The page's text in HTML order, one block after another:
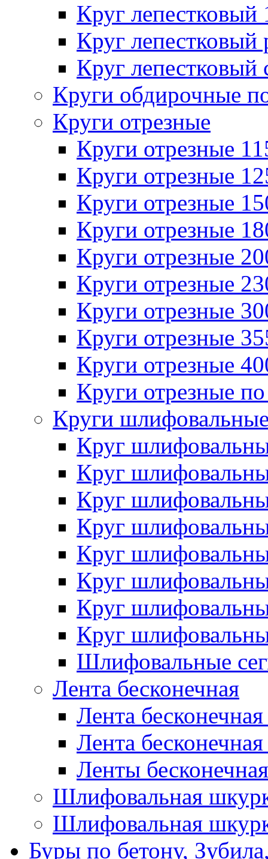
Круг
Круг лепестковый
Круг лепестковый
Круги обдирочные
Круги отрезные
Круги отрезные
Круги отрезные
Круги отрезные
Круги отрезные
Круги отрезные
Круги отрезные
Круги отрезные
Круги отрезные
Круги отрезные
Круги отрезные
Круги
Круг
Круг
Круг
Круг
Круг
Круг
Круг
Круг
Шлифовальные
Лента бесконечная
Лента
Лента
Ленты
Шлифовальная
Шлифовальная
Буры по бетону,